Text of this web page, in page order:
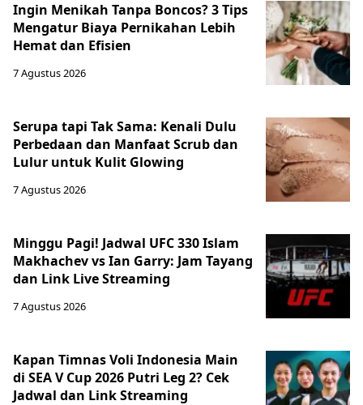
Ingin Menikah Tanpa Boncos? 3 Tips
Mengatur Biaya Pernikahan Lebih
Hemat dan Efisien
7 Agustus 2026
Serupa tapi Tak Sama: Kenali Dulu
Perbedaan dan Manfaat Scrub dan
Lulur untuk Kulit Glowing
7 Agustus 2026
Minggu Pagi! Jadwal UFC 330 Islam
Makhachev vs Ian Garry: Jam Tayang
dan Link Live Streaming
7 Agustus 2026
Kapan Timnas Voli Indonesia Main
di SEA V Cup 2026 Putri Leg 2? Cek
Jadwal dan Link Streaming